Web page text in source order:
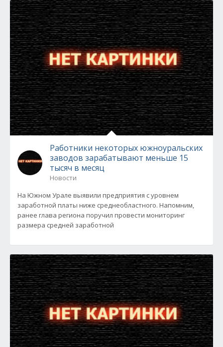
Работники некоторых южноуральских
заводов зарабатывают меньше 15
тысяч в месяц
Новости
На Южном Урале выявили предприятия с уровнем
заработной платы ниже среднеобластного. Напомним,
ранее глава региона поручил провести мониторинг
размера средней заработной